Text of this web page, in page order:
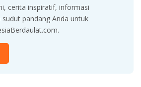
cerita inspiratif, informasi
pandang Anda untuk